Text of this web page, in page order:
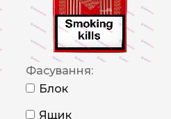
Фасування:
Блок
Ящик